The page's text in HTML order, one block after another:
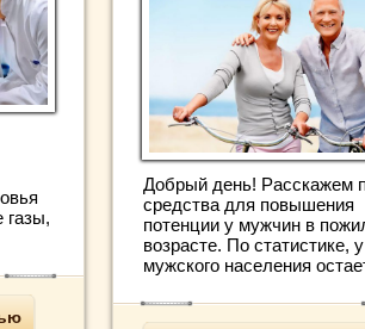
газы,
Добрый день! Расскажем
средства для повышения
потенции у мужчин в
возрасте. По статистике,
мужского населения